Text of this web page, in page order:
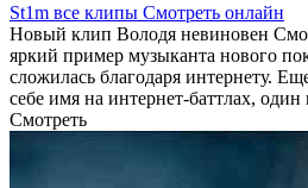
St1m все клипы Смотреть онлайн
Новый клип Володя невиновен
яркий пример музыканта нового
сложилась благодаря интернету.
себе имя на интернет-баттлах, один
Смотреть